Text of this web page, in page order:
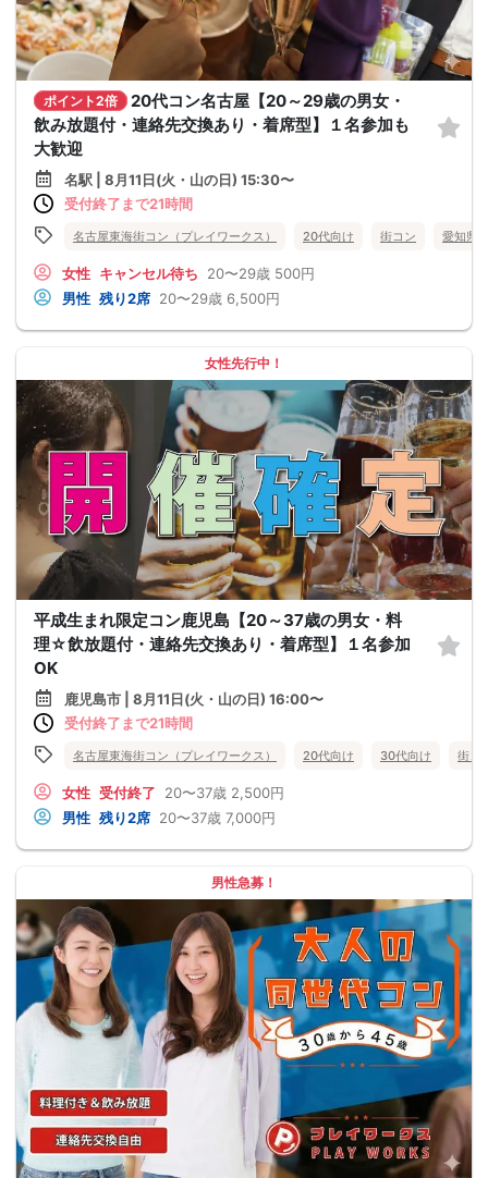
ポイント2倍
20代コン名古屋【20～29歳の男女・
飲み放題付・連絡先交換あり・着席型】１名参加も
大歓迎
名駅 | 8月11日(火・山の日) 15:30〜
受付終了まで21時間
名古屋東海街コン（プレイワークス） 20代向け 街コン 愛知県
女性 キャンセル待ち 20〜29歳 500円
男性 残り2席 20〜29歳 6,500円
女性先行中！
平成生まれ限定コン鹿児島【20～37歳の男女・料
理☆飲放題付・連絡先交換あり・着席型】１名参加
OK
鹿児島市 | 8月11日(火・山の日) 16:00〜
受付終了まで21時間
名古屋東海街コン（プレイワークス） 20代向け 30代向け 街コ
女性 受付終了 20〜37歳 2,500円
男性 残り2席 20〜37歳 7,000円
男性急募！